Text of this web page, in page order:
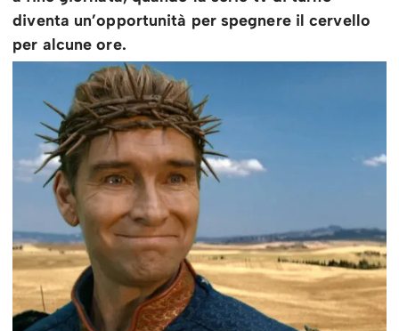
diventa un’opportunità per spegnere il cervello
per alcune ore.